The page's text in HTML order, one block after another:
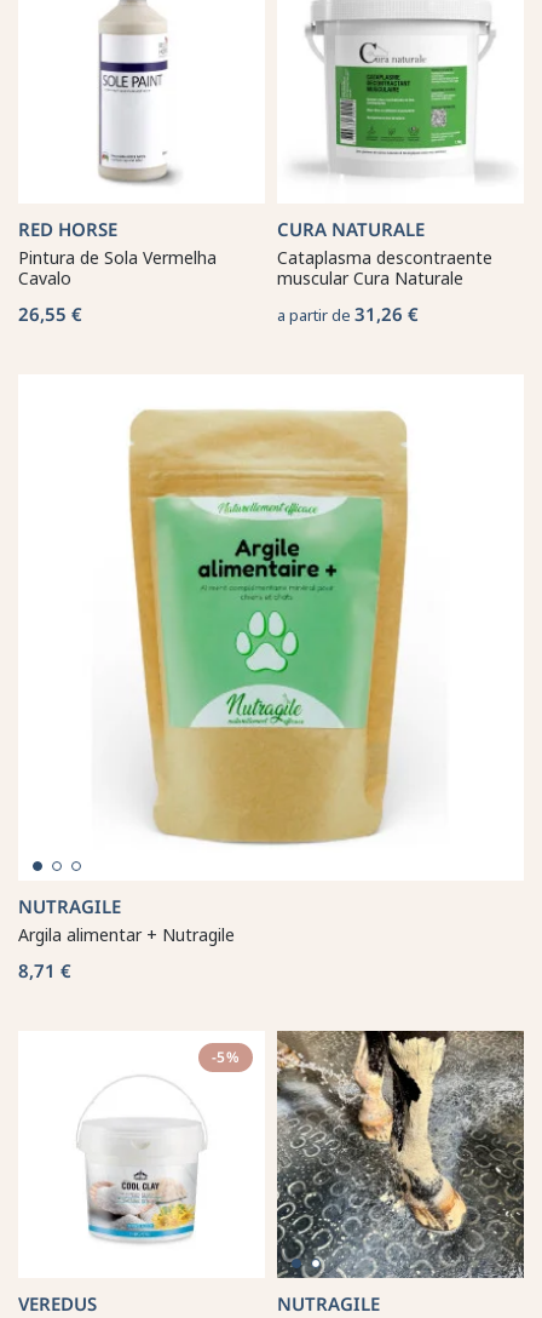
RED HORSE
Pintura de Sola Vermelha
Cavalo
26,55 €
CURA NATURALE
Cataplasma descontraente
muscular Cura Naturale
a partir de 31,26 €
NUTRAGILE
Argila alimentar + Nutragile
8,71 €
-5%
VEREDUS NUTRAGILE